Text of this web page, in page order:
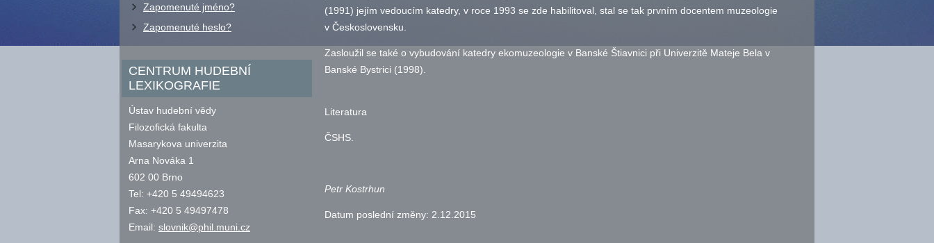
Zapomenuté jméno?
Zapomenuté heslo?
CENTRUM HUDEBNÍ
LEXIKOGRAFIE
Ústav hudební vědy
Filozofická fakulta
Masarykova univerzita
Arna Nováka 1
602 00 Brno
Tel: +420 5 49494623
Fax: +420 5 49497478
Email: slovnik@phil.muni.cz
(1991) jejím vedoucím katedry, v roce 1993 se zde habilitoval, stal se tak prvním docentem muzeologie
v Československu.
Zasloužil se také o vybudování katedry ekomuzeologie v Banské Štiavnici při Univerzitě Mateje Bela v
Banské Bystrici (1998).
Literatura
ČSHS
Petr Kostrhun
Datum poslední změny: 2.12.2015